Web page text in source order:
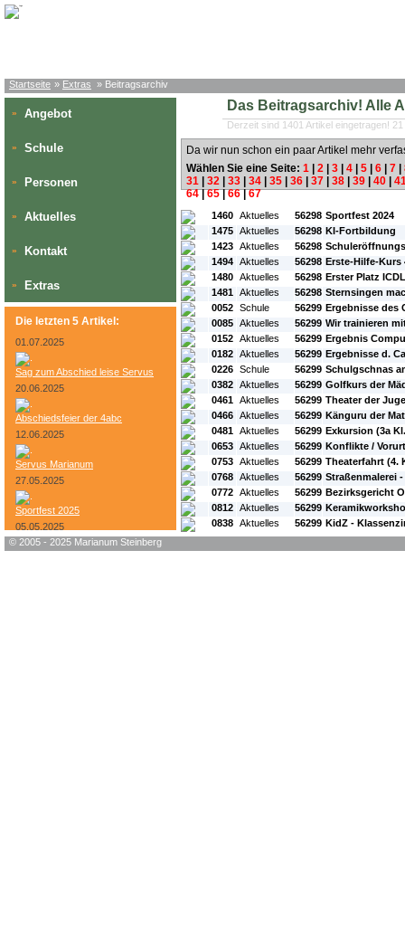
Startseite » Extras » Beitragsarchiv
» Angebot
» Schule
» Personen
» Aktuelles
» Kontakt
» Extras
Die letzten 5 Artikel:
01.07.2025
Sag zum Abschied leise Servus
20.06.2025
Abschiedsfeier der 4abc
12.06.2025
Servus Marianum
27.05.2025
Sportfest 2025
05.05.2025
Das Beitragsarchiv! Alle
Derzeit sind 1401 Artikel eingetragen!
Da wir nun schon ein paar Artikel mehr
Wählen Sie eine Seite: 1 2 3 4 5 6 7
31
32 33 34 35 36 37 38 39 40
64|65|66|67
#L: #ID: #Rubrik:
1460 Aktuelles 56298 Sportfest 2024
1475 Aktuelles 56298 KI-Fortbildung
1423 Aktuelles 56298
1494 Aktuelles 56298 Erste-Hilfe-Kurs
1480 Aktuelles 56298 Erster Platz
1481 Aktuelles 56298 Sternsingen
0052 Schule 56299 Ergebnisse des
0085 Aktuelles 56299 Wir trainieren
0152 Aktuelles 56299 Ergebnis
0182 Aktuelles 56299 Ergebnisse d.
0226 Schule 56299 Schulgschnas
0382 Aktuelles 56299 Golfkurs der
0461 Aktuelles 56299 Theater der
0466 Aktuelles 56299 Känguru der
0481 Aktuelles 56299 Exkursion (3a
0653 Aktuelles 56299 Konflikte /
0753 Aktuelles 56299 Theaterfahrt (4.
0768 Aktuelles 56299 Straßenmalerei -
0772 Aktuelles 56299 Bezirksgericht
0812 Aktuelles 56299
0838 Aktuelles 56299 KidZ -
© 2005 - 2025 Marianum Steinberg